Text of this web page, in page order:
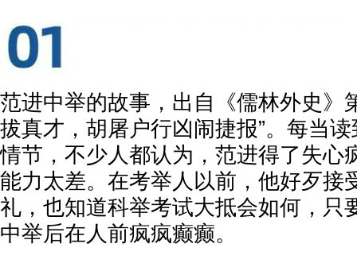
范进中举的故事，出自《儒林外史》
拔真才，胡屠户行凶闹捷报”。每当
情节，不少人都认为，范进得了失心
能力太差。在考举人以前，他好歹接
礼，也知道科举考试大抵会如何，只
中举后在人前疯疯癫癫。